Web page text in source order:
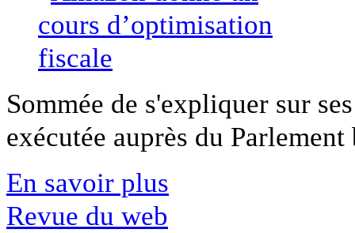
Sommée de s'expliquer sur
exécutée auprès du
En savoir plus
Revue du web